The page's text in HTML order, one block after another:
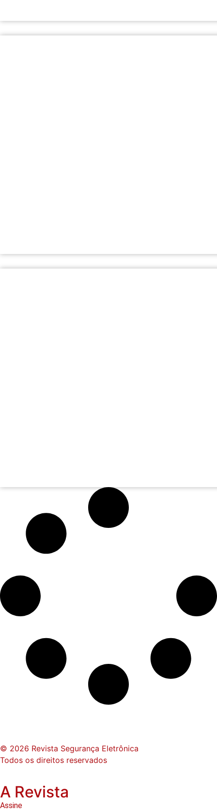
© 2026 Revista Segurança Eletrônica
Todos os direitos reservados
A Revista
Assine